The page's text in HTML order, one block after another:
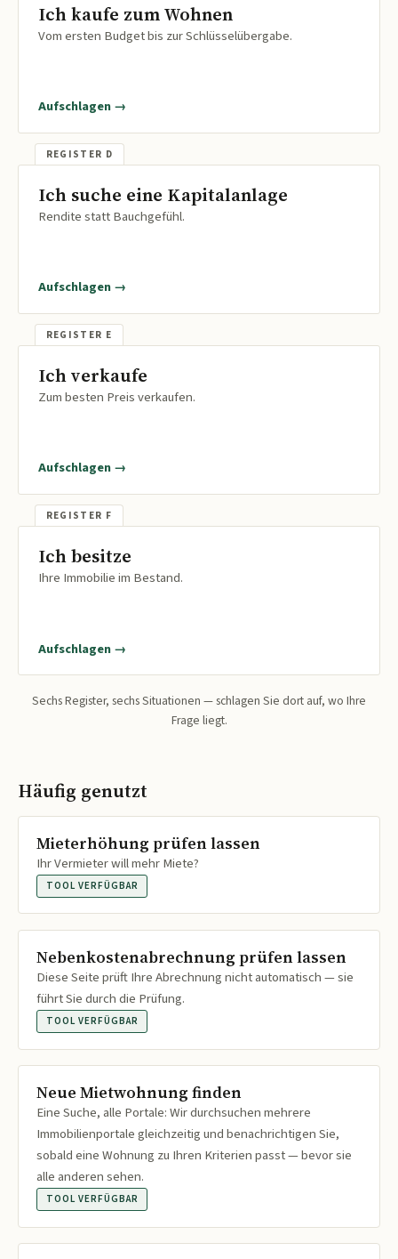
Ich kaufe zum Wohnen
Vom ersten Budget bis zur Schlüsselübergabe.
Aufschlagen →
Ich suche eine Kapitalanlage
Rendite statt Bauchgefühl.
Aufschlagen →
Ich verkaufe
Zum besten Preis verkaufen.
Aufschlagen →
Ich besitze
Ihre Immobilie im Bestand.
Aufschlagen →
Sechs Register, sechs Situationen — schlagen Sie dort auf, wo Ihre
Frage liegt.
Häufig genutzt
Mieterhöhung prüfen lassen
Ihr Vermieter will mehr Miete?
TOOL VERFÜGBAR
Nebenkostenabrechnung prüfen lassen
Diese Seite prüft Ihre Abrechnung nicht automatisch — sie
führt Sie durch die Prüfung.
TOOL VERFÜGBAR
Neue Mietwohnung finden
Eine Suche, alle Portale: Wir durchsuchen mehrere
Immobilienportale gleichzeitig und benachrichtigen Sie,
sobald eine Wohnung zu Ihren Kriterien passt — bevor sie
alle anderen sehen.
TOOL VERFÜGBAR